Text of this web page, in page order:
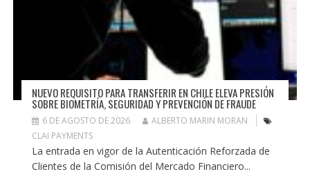
NUEVO REQUISITO PARA TRANSFERIR EN CHILE ELEVA PRESIÓN
SOBRE BIOMETRÍA, SEGURIDAD Y PREVENCIÓN DE FRAUDE
6 DE AGOSTO DE 2026
ALBERTO MARIN MORAN
CLAI PAYMENTS
La entrada en vigor de la Autenticación Reforzada de
Clientes de la Comisión del Mercado Financiero...